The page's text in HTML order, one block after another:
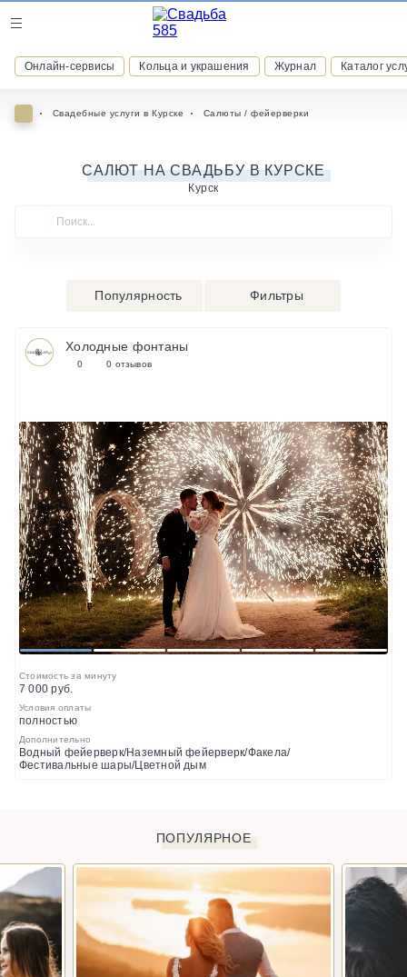
Онлайн-сервисы Кольца и украшения Журнал Каталог
ВСТУПАЙТЕ В КЛУБ ПРИВИЛЕГИЙ
Свадебные услуги в Курске Салюты / фейерверки
САЛЮТ НА СВАДЬБУ В КУРСКЕ
Курск
Популярность Фильтры
Холодные фонтаны
0 0 отзывов
1 2 3 4 5
Стоимость за минуту
7 000 руб.
Условия оплаты
полностью
Дополнительно
Водный фейерверк/Наземный фейерверк/Факела/
Фестивальные шары/Цветной дым
ПОПУЛЯРНОЕ